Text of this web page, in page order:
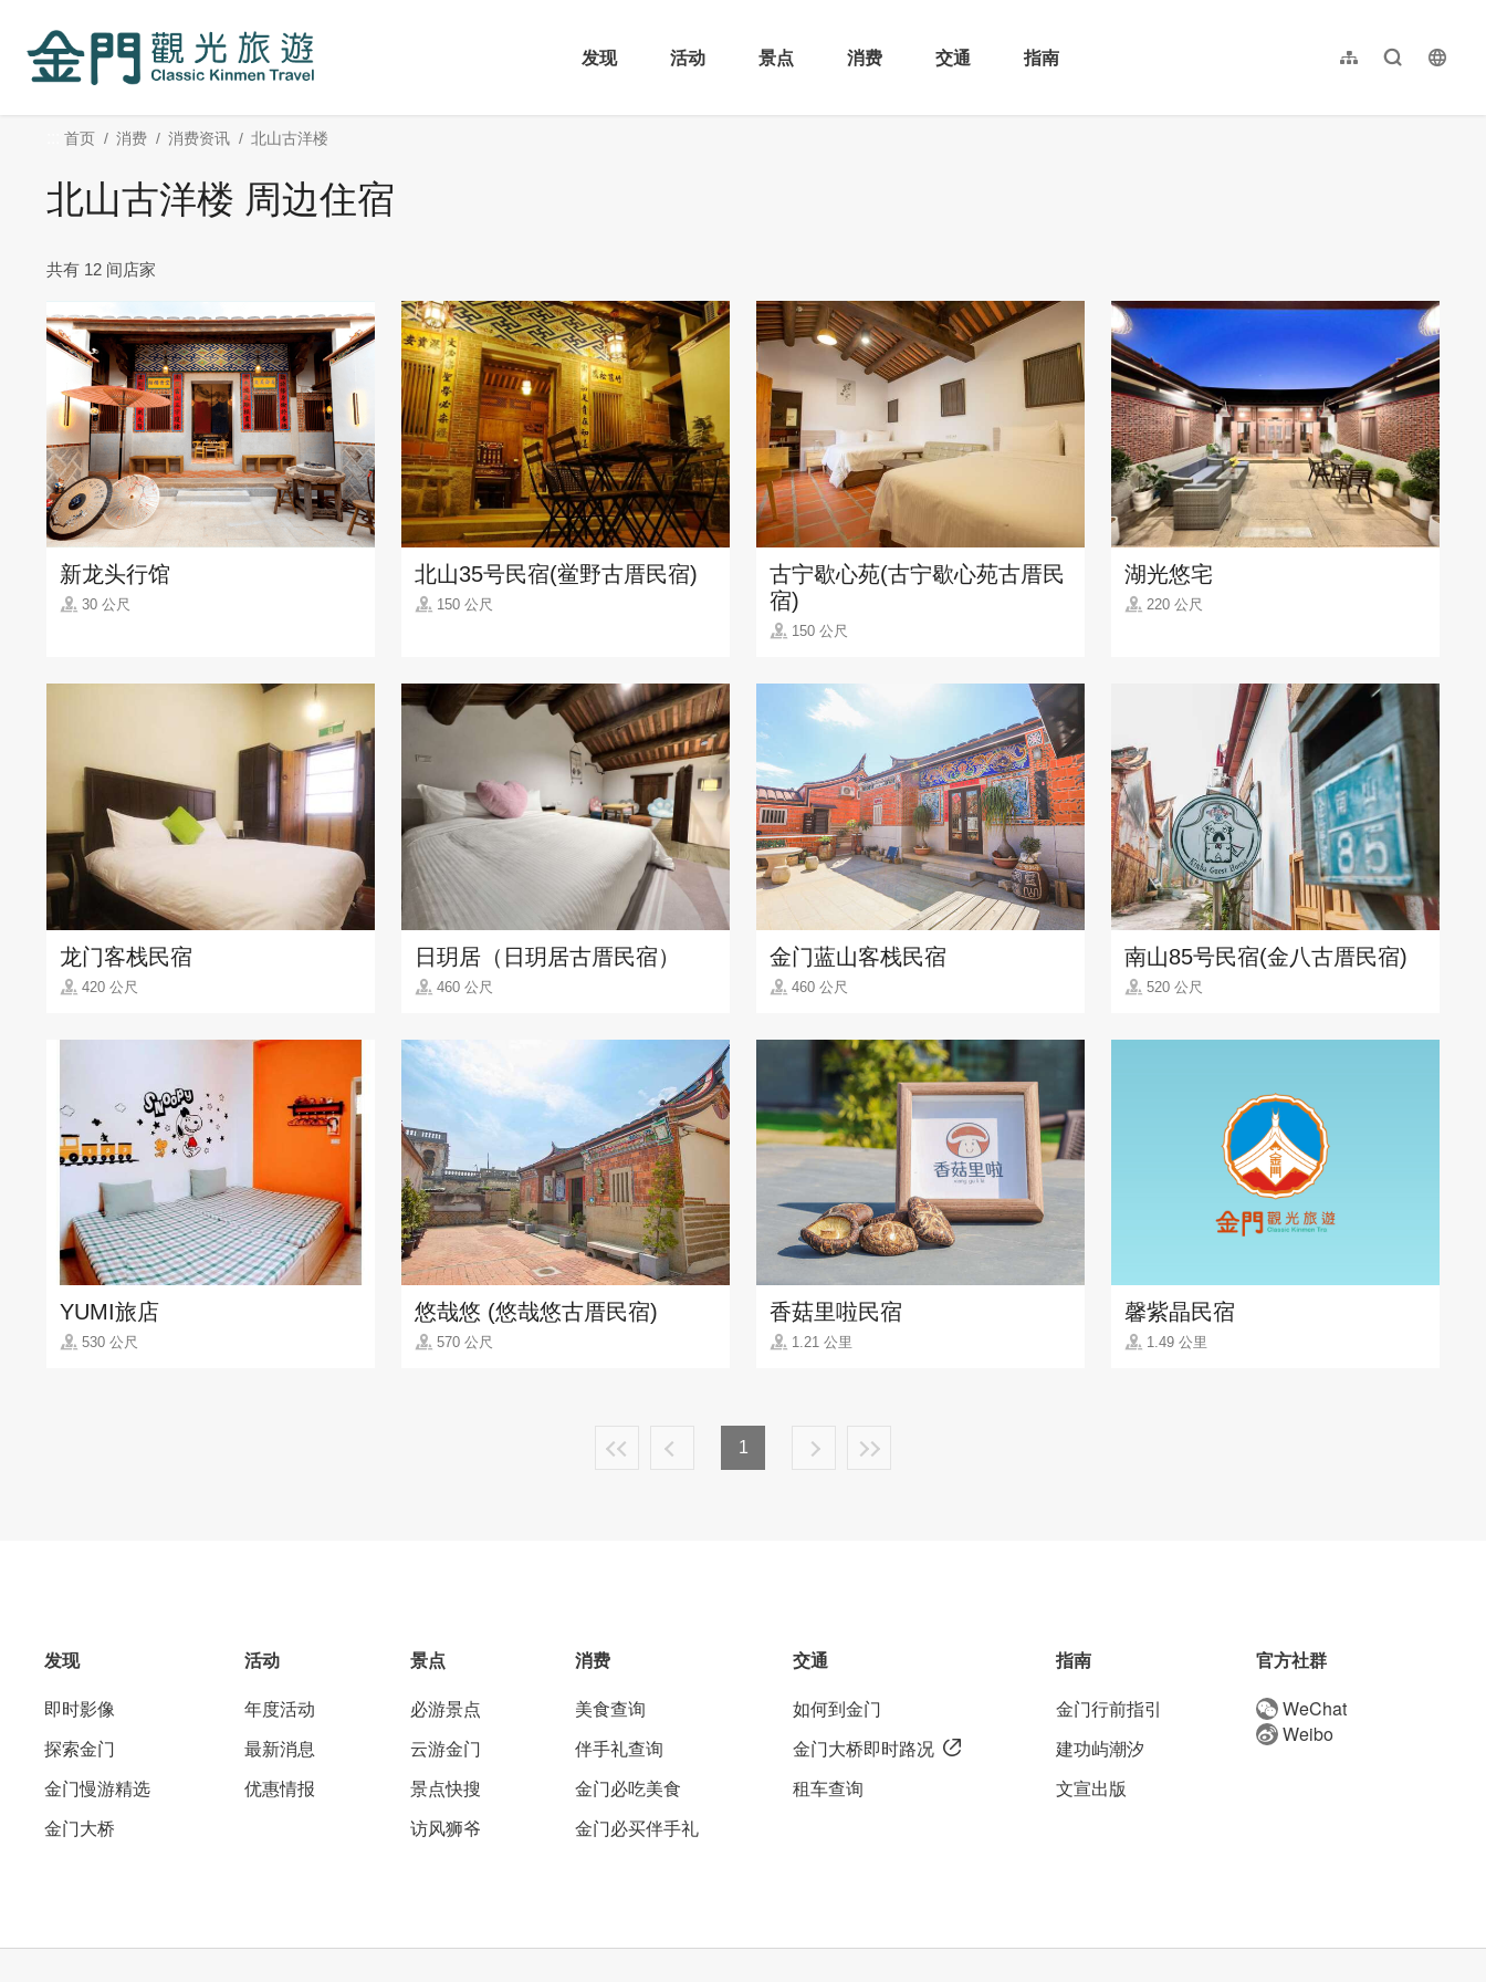
内
发现
活动 景点 消费 交通 指南 网站导览全文检索
繁體中文
首页 消费 消费资讯 北山古洋楼
北山古洋楼 周边住宿
共有 12 间店家
新龙头行馆
30 公尺
北山35号民宿(鲎野古厝民宿)
150 公尺
古宁歇心苑(古宁歇心苑古厝民
宿)
150 公尺
湖光悠宅
220 公尺
龙门客栈民宿
420 公尺
日玥居（日玥居古厝民宿）
460 公尺
金门蓝山客栈民宿
460 公尺
南山85号民宿(金八古厝民宿)
520 公尺
YUMI旅店
530 公尺
悠哉悠 (悠哉悠古厝民宿)
570 公尺
香菇里啦民宿
1.21 公里
馨紫晶民宿
1.49 公里
1
发现
即时影像
探索金门
金门慢游精选
金门大桥
活动
年度活动
最新消息
优惠情报
景点
必游景点
云游金门
景点快搜
访风狮爷
消费
美食查询
伴手礼查询
金门必吃美食
金门必买伴手礼
交通
如何到金门
金门大桥即时路况
租车查询
指南
金门行前指引
建功屿潮汐
文宣出版
官方社群
WeChat
Weibo